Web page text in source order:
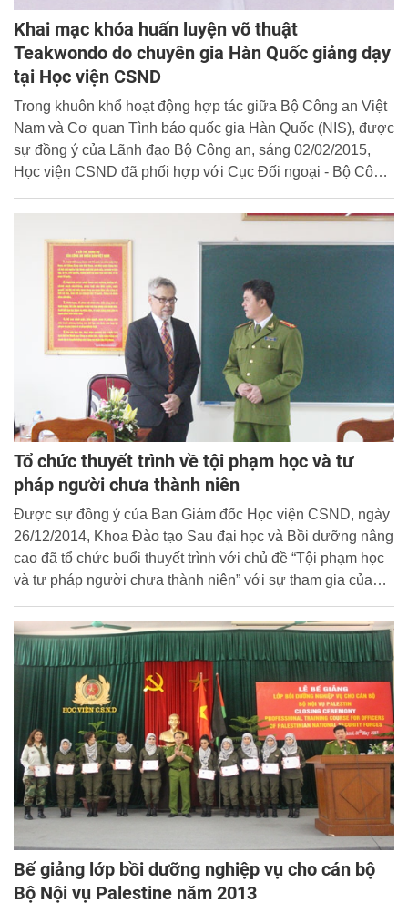
Khai mạc khóa huấn luyện võ thuật
Teakwondo do chuyên gia Hàn Quốc giảng dạy
tại Học viện CSND
Trong khuôn khổ hoạt động hợp tác giữa Bộ Công an Việt
Nam và Cơ quan Tình báo quốc gia Hàn Quốc (NIS), được
sự đồng ý của Lãnh đạo Bộ Công an, sáng 02/02/2015,
Học viện CSND đã phối hợp với Cục Đối ngoại - Bộ Công
học viên của nhà trường với sự tham gia của các chuyên
gia đến từ NIS.
Tổ chức thuyết trình về tội phạm học và tư
pháp người chưa thành niên
Được sự đồng ý của Ban Giám đốc Học viện CSND, ngày
26/12/2014, Khoa Đào tạo Sau đại học và Bồi dưỡng nâng
cao đã tổ chức buổi thuyết trình với chủ đề “Tội phạm học
và tư pháp người chưa thành niên” với sự tham gia của
Temple, Philadelphia, Pennsylvania, Hoa Kỳ cùng cán bộ,
giảng viên, học viên lớp Điều tra 4 Cao học khóa 23 Học
viện CSND.
Bế giảng lớp bồi dưỡng nghiệp vụ cho cán bộ
Bộ Nội vụ Palestine năm 2013